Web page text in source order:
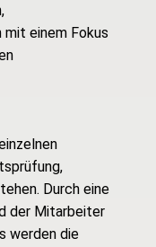
einem Fokus
Durch eine
der Mitarbeiter
werden die